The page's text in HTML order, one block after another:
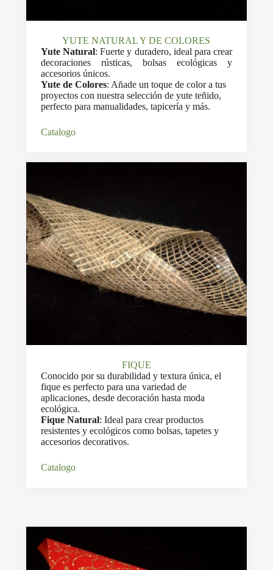
YUTE NATURAL Y DE COLORES
Yute Natural: Fuerte y duradero, ideal para crear
decoraciones rústicas, bolsas ecológicas y
accesorios únicos.
Yute de Colores: Añade un toque de color a tus
proyectos con nuestra selección de yute teñido,
perfecto para manualidades, tapicería y más.
Catalogo
FIQUE
Conocido por su durabilidad y textura única, el
fique es perfecto para una variedad de
aplicaciones, desde decoración hasta moda
ecológica.
Fique Natural: Ideal para crear productos
resistentes y ecológicos como bolsas, tapetes y
accesorios decorativos.
Catalogo